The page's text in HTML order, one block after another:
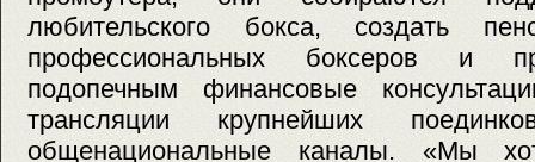
любительского бокса, создать
профессиональных боксеров и
подопечным финансовые
трансляции крупнейших
общенациональные каналы. «Мы